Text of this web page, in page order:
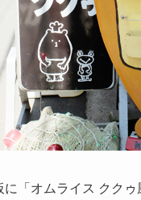
「オムライス クク